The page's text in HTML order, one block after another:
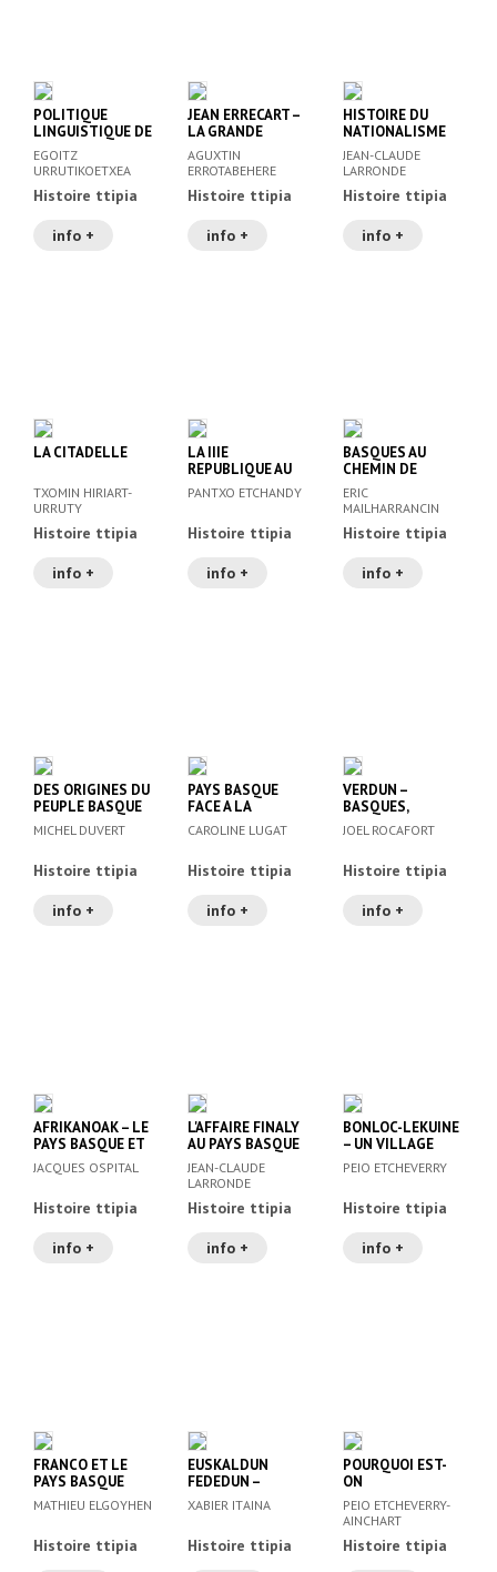
POLITIQUE
LINGUISTIQUE DE
LA REVOLUTION
FRANÇAISE ET LA
LANGUE BASQUE
EGOITZ
URRUTIKOETXEA
Histoire ttipia
info +
JEAN ERRECART –
LA GRANDE
MUTATION
AGUXTIN
ERROTABEHERE
Histoire ttipia
info +
HISTOIRE DU
NATIONALISME
BASQUE – LE PNV
1893-1980
JEAN-CLAUDE
LARRONDE
Histoire ttipia
info +
LA CITADELLE
TXOMIN HIRIART-
URRUTY
Histoire ttipia
info +
LA IIIE
REPUBLIQUE AU
PAYS BASQUE
1870-1940
PANTXO ETCHANDY
Histoire ttipia
info +
BASQUES AU
CHEMIN DE
DAMES, LES
ERIC
MAILHARRANCIN
Histoire ttipia
info +
DES ORIGINES DU
PEUPLE BASQUE
MICHEL DUVERT
Histoire ttipia
info +
PAYS BASQUE
FACE A LA
REVOLUTION
FRANCAISE (1789-
CAROLINE LUGAT
Histoire ttipia
info +
VERDUN –
BASQUES,
LANDAIS,
BEARNAIS EN
JOEL ROCAFORT
Histoire ttipia
info +
AFRIKANOAK – LE
PAYS BASQUE ET
L'AFRIQUE
JACQUES OSPITAL
Histoire ttipia
info +
L'AFFAIRE FINALY
AU PAYS BASQUE
JEAN-CLAUDE
LARRONDE
Histoire ttipia
info +
BONLOC-LEKUINE
– UN VILLAGE
FRONTIERE
PEIO ETCHEVERRY
Histoire ttipia
info +
FRANCO ET LE
PAYS BASQUE
MATHIEU ELGOYHEN
Histoire ttipia
EUSKALDUN
FEDEDUN –
RELIGION ET
POLITIQUE EN
SOUS LA III.
XABIER ITAINA
Histoire ttipia
POURQUOI EST-
ON
INDEPENDANTISTE
A HERNANI ET PAS
A BAYONNE?
PEIO ETCHEVERRY-
AINCHART
Histoire ttipia